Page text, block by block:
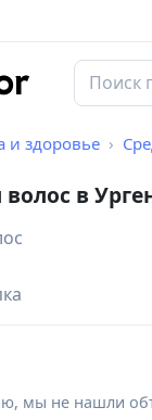
и здоровье
в
мы не нашли